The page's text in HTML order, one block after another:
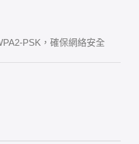
PSK，確保網絡安全